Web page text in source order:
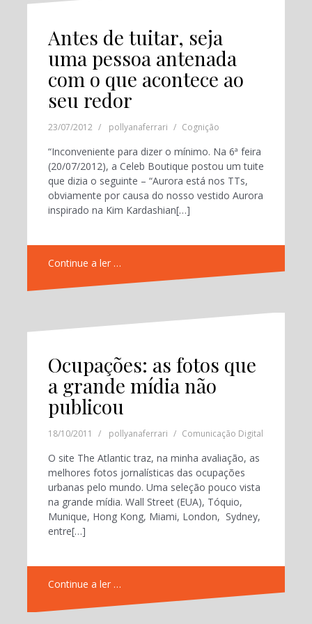
Antes de tuitar, seja
uma pessoa antenada
com o que acontece ao
seu redor
23/07/2012 pollyanaferrari Cognição
“Inconveniente para dizer o mínimo. Na 6ª feira
(20/07/2012), a Celeb Boutique postou um tuite
que dizia o seguinte – “Aurora está nos TTs,
obviamente por causa do nosso vestido Aurora
inspirado na Kim Kardashian[…]
Continue a ler …
Ocupações: as fotos que
a grande mídia não
publicou
18/10/2011 pollyanaferrari Comunicação Digital
O site The Atlantic traz, na minha avaliação, as
melhores fotos jornalísticas das ocupações
urbanas pelo mundo. Uma seleção pouco vista
na grande mídia. Wall Street (EUA), Tóquio,
Munique, Hong Kong, Miami, London, Sydney,
entre[…]
Continue a ler …